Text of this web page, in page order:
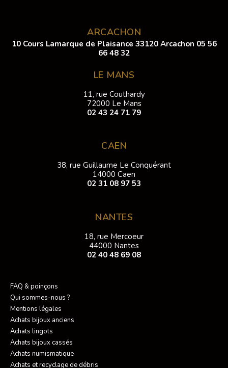
ARCACHON
10 Cours Lamarque de Plaisance 33120 Arcachon 05 56
66 48 32
LE MANS
11, rue Couthardy
72000 Le Mans
02 43 24 71 79
CAEN
38, rue Guillaume Le Conquérant
14000 Caen
02 31 08 97 53
NANTES
18, rue Mercoeur
44000 Nantes
02 40 48 69 08
FAQ & poinçons
Qui sommes-nous ?
Mentions légales
Achats bijoux anciens
Achats lingots
Achats bijoux cassés
Achats numismatique
Achats et recyclage de débris